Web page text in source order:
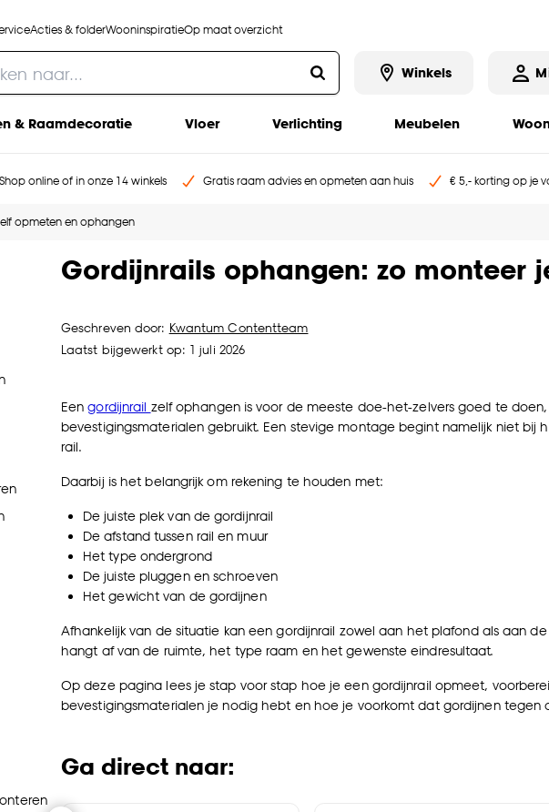
Acties & folderWooninspiratieOp maat overzicht
Winkels
& Raamdecoratie Vloer Verlichting Meubelen
Shop online of in onze 14 winkels Gratis raam advies en opmeten aan huis € 5,- korting op je
opmeten en ophangen
Gordijnrails ophangen: zo monteer
Geschreven door: Kwantum Contentteam
Laatst bijgewerkt op: 1 juli 2026
Eengordijnrail zelf ophangen is voor de meeste doe-het-zelvers goed te
bevestigingsmaterialen gebruikt. Een stevige montage begint namelijk niet
rail.
Daarbij is het belangrijk om rekening te houden met:
De juiste plek van de gordijnrail
De afstand tussen rail en muur
Het type ondergrond
De juiste pluggen en schroeven
Het gewicht van de gordijnen
Afhankelijk van de situatie kan een gordijnrail zowel aan het plafond als aan
hangt af van de ruimte, het type raam en het gewenste eindresultaat.
Op deze pagina lees je stap voor stap hoe je een gordijnrail opmeet,
bevestigingsmaterialen je nodig hebt en hoe je voorkomt dat gordijnen tegen
Ga direct naar: